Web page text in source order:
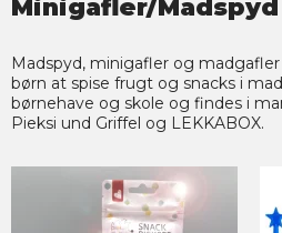
Minigafler/Madspyd
Madspyd, minigafler og
børn at spise frugt og snacks i
børnehave og skole og findes i
Pieksi und Griffel og LEKKABOX.